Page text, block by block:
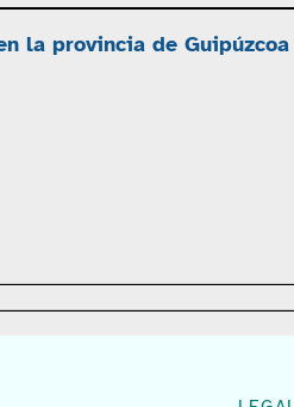
la provincia de Guipúzcoa